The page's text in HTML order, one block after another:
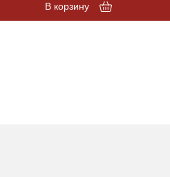
В корзину